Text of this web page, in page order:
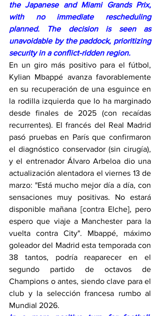
the Japanese and Miami Grands Prix,
with no immediate rescheduling
planned. The decision is seen as
unavoidable by the paddock, prioritizing
security in a conflict-ridden region.
En un giro más positivo para el fútbol,
Kylian Mbappé avanza favorablemente
en su recuperación de una esguince en
la rodilla izquierda que lo ha marginado
desde finales de 2025 (con recaídas
recurrentes). El francés del Real Madrid
pasó pruebas en París que confirmaron
el diagnóstico conservador (sin cirugía),
y el entrenador Álvaro Arbeloa dio una
actualización alentadora el viernes 13 de
marzo: "Está mucho mejor día a día, con
sensaciones muy positivas. No estará
disponible mañana [contra Elche], pero
espero que viaje a Manchester para la
vuelta contra City". Mbappé, máximo
goleador del Madrid esta temporada con
38 tantos, podría reaparecer en el
segundo partido de octavos de
Champions o antes, siendo clave para el
club y la selección francesa rumbo al
Mundial 2026.